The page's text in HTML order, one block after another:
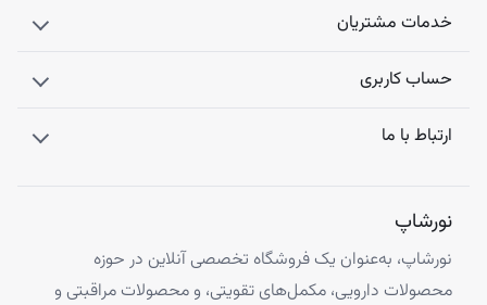
خدمات مشتریان
حساب کاربری
ارتباط با ما
نورشاپ
نورشاپ، به‌عنوان یک فروشگاه تخصصی آنلاین در حوزه
محصولات دارویی، مکمل‌های تقویتی، و محصولات مراقبتی و